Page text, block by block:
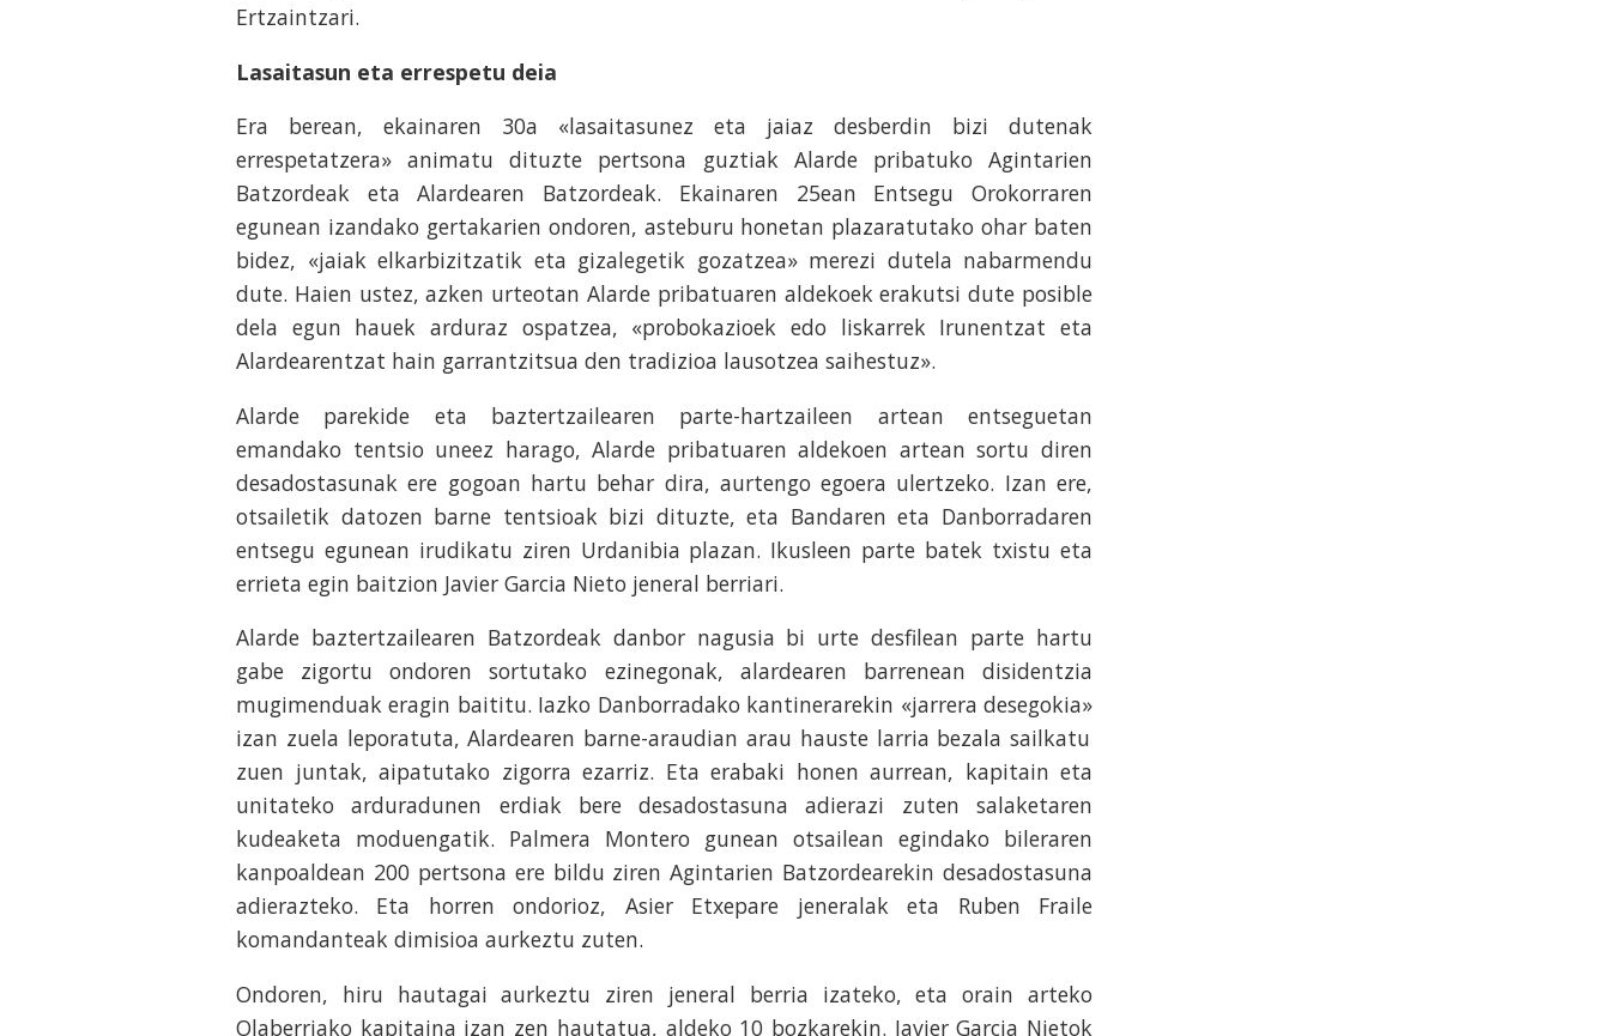
Ertzaintzari.
Lasaitasun eta errespetu deia
Era berean, ekainaren 30a «lasaitasunez eta jaiaz desberdin bizi dutenak
errespetatzera» animatu dituzte pertsona guztiak Alarde pribatuko Agintarien
Batzordeak eta Alardearen Batzordeak. Ekainaren 25ean Entsegu Orokorraren
egunean izandako gertakarien ondoren, asteburu honetan plazaratutako ohar baten
bidez, «jaiak elkarbizitzatik eta gizalegetik gozatzea» merezi dutela nabarmendu
dute. Haien ustez, azken urteotan Alarde pribatuaren aldekoek erakutsi dute posible
dela egun hauek arduraz ospatzea, «probokazioek edo liskarrek Irunentzat eta
Alardearentzat hain garrantzitsua den tradizioa lausotzea saihestuz».
Alarde parekide eta baztertzailearen parte-hartzaileen artean entseguetan
emandako tentsio uneez harago, Alarde pribatuaren aldekoen artean sortu diren
desadostasunak ere gogoan hartu behar dira, aurtengo egoera ulertzeko. Izan ere,
otsailetik datozen barne tentsioak bizi dituzte, eta Bandaren eta Danborradaren
entsegu egunean irudikatu ziren Urdanibia plazan. Ikusleen parte batek txistu eta
errieta egin baitzion Javier Garcia Nieto jeneral berriari.
Alarde baztertzailearen Batzordeak danbor nagusia bi urte desfilean parte hartu
gabe zigortu ondoren sortutako ezinegonak, alardearen barrenean disidentzia
mugimenduak eragin baititu. Iazko Danborradako kantinerarekin «jarrera desegokia»
izan zuela leporatuta, Alardearen barne-araudian arau hauste larria bezala sailkatu
zuen juntak, aipatutako zigorra ezarriz. Eta erabaki honen aurrean, kapitain eta
unitateko arduradunen erdiak bere desadostasuna adierazi zuten salaketaren
kudeaketa moduengatik. Palmera Montero gunean otsailean egindako bileraren
kanpoaldean 200 pertsona ere bildu ziren Agintarien Batzordearekin desadostasuna
adierazteko. Eta horren ondorioz, Asier Etxepare jeneralak eta Ruben Fraile
komandanteak dimisioa aurkeztu zuten.
Ondoren, hiru hautagai aurkeztu ziren jeneral berria izateko, eta orain arteko
Olaberriako kapitaina izan zen hautatua, aldeko 10 bozkarekin. Javier Garcia Nietok